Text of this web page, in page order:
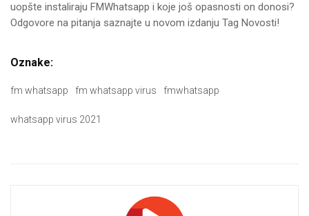
uopšte instaliraju FMWhatsapp i koje još opasnosti on donosi?
Odgovore na pitanja saznajte u novom izdanju Tag Novosti!
Oznake:
fm whatsapp fm whatsapp virus fmwhatsapp
whatsapp virus 2021